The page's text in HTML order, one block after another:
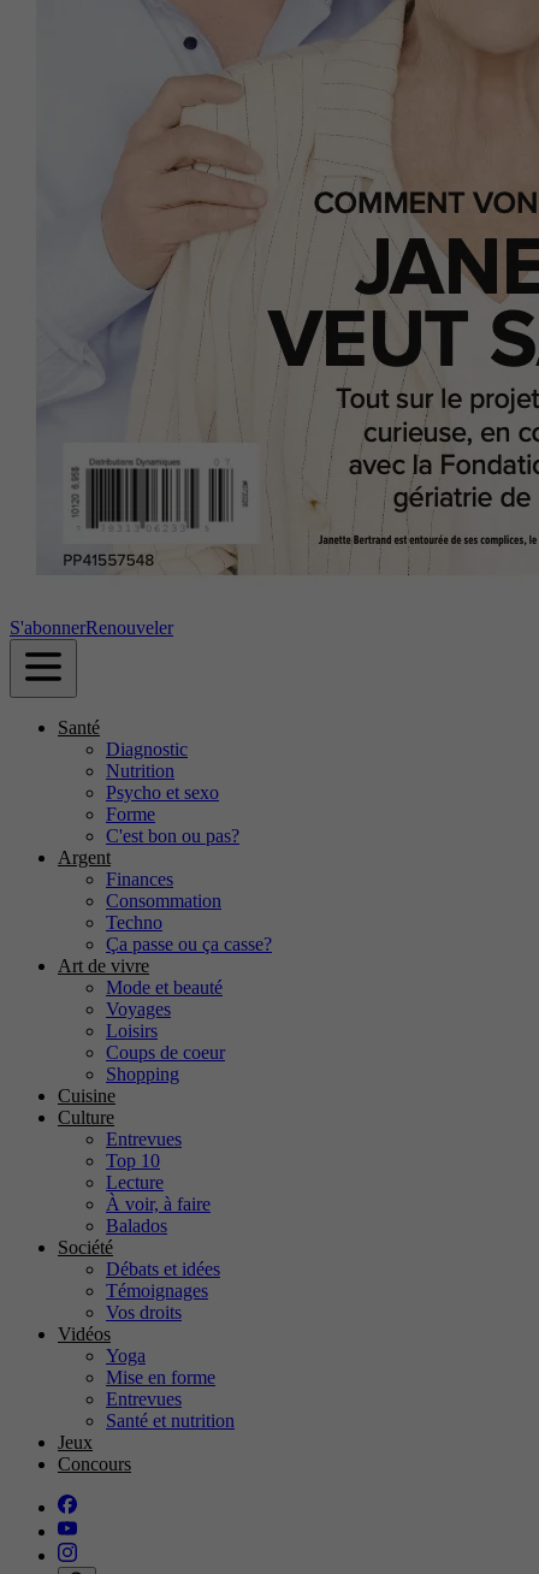
S'abonnerRenouveler
Santé
Diagnostic
Nutrition
Psycho et sexo
Forme
C'est bon ou pas?
Argent
Finances
Consommation
Techno
Ça passe ou ça casse?
Art de vivre
Mode et beauté
Voyages
Loisirs
Coups de coeur
Shopping
Cuisine
Culture
Entrevues
Top 10
Lecture
À voir, à faire
Balados
Société
Débats et idées
Témoignages
Vos droits
Vidéos
Yoga
Mise en forme
Entrevues
Santé et nutrition
Jeux
Concours